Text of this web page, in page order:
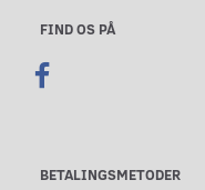
FIND OS PÅ
BETALINGSMETODER